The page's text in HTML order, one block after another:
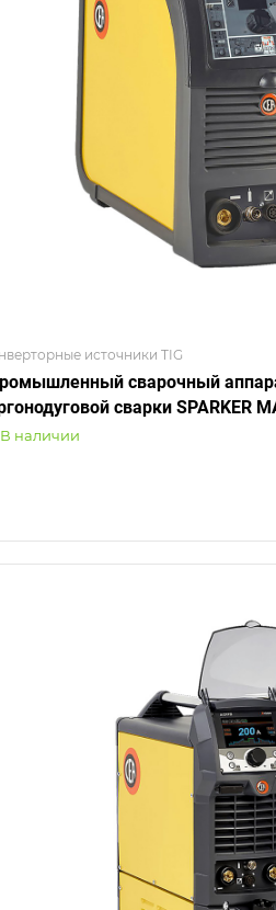
источники TIG
сварочный
сварки SPARKER
В наличии